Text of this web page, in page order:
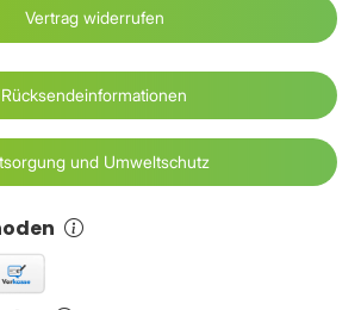
Vertrag widerrufen
Rücksendeinformationen
und Umweltschutz